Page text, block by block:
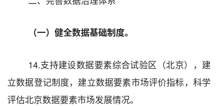
（一）健全数据基础制度。
14.支持建设数据要素综合试验区（北京），建
立数据登记制度，建立数据要素市场评价指标，科学
评估北京数据要素市场发展情况。